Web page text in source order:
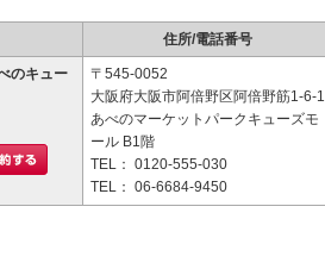
住所/電話番号
のキュー
〒545-0052
大阪府大阪市阿倍野区阿倍野筋1-6-1
あべのマーケットパークキューズモ
ール B1階
TEL： 0120-555-030
TEL： 06-6684-9450